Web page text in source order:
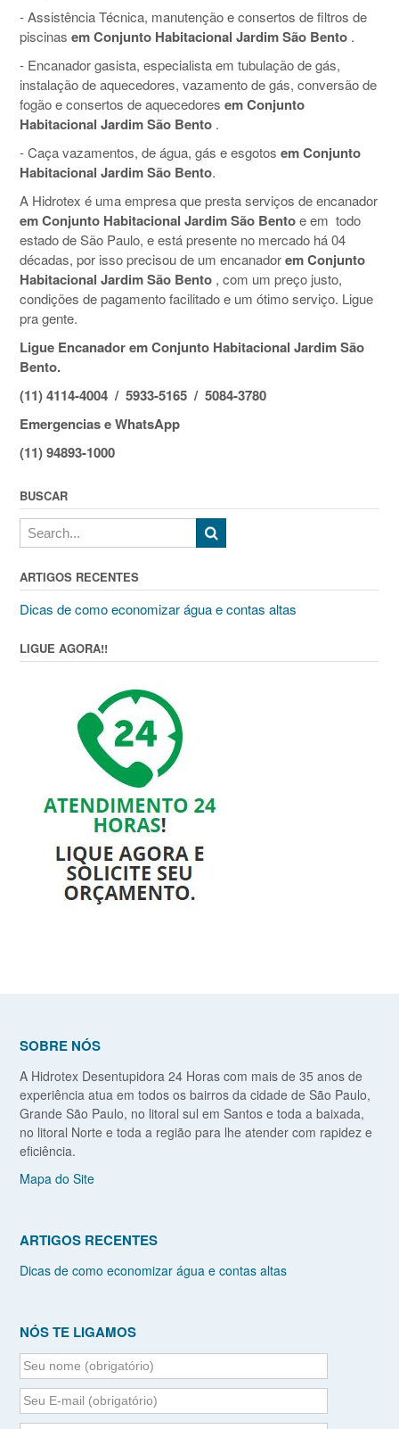
- Assistência Técnica, manutenção e consertos de filtros de
piscinas em Conjunto Habitacional Jardim São Bento .
- Encanador gasista, especialista em tubulação de gás,
instalação de aquecedores, vazamento de gás, conversão de
fogão e consertos de aquecedores em Conjunto
Habitacional Jardim São Bento .
- Caça vazamentos, de água, gás e esgotos em Conjunto
Habitacional Jardim São Bento.
A Hidrotex é uma empresa que presta serviços de encanador
em Conjunto Habitacional Jardim São Bentoe em todo
estado de São Paulo, e está presente no mercado há 04
décadas, por isso precisou de um encanadorem Conjunto
Habitacional Jardim São Bento , com um preço justo,
condições de pagamento facilitado e um ótimo serviço. Ligue
pra gente.
Ligue Encanador em Conjunto Habitacional Jardim São
Bento.
(11) 4114-4004 / 5933-5165 / 5084-3780
Emergencias e WhatsApp
(11) 94893-1000
BUSCAR
ARTIGOS RECENTES
Dicas de como economizar água e contas altas
LIGUE AGORA!!
SOBRE NÓS
A Hidrotex Desentupidora 24 Horas com mais de 35 anos de
experiência atua em todos os bairros da cidade de São Paulo,
Grande São Paulo, no litoral sul em Santos e toda a baixada,
no litoral Norte e toda a região para lhe atender com rapidez e
eficiência.
Mapa do Site
ARTIGOS RECENTES
Dicas de como economizar água e contas altas
NÓS TE LIGAMOS